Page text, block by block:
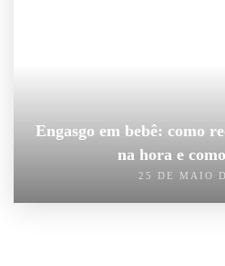
Engasgo em bebê: como
na hora e
25 DE MAIO